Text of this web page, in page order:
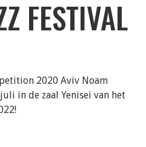
FESTIVAL
2020 Aviv Noam
in de zaal Yenisei van het